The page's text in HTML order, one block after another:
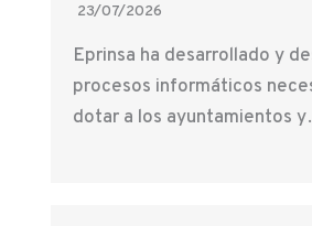
23/07/2026
Eprinsa ha desarrollado y
procesos informáticos
dotar a los ayuntamientos